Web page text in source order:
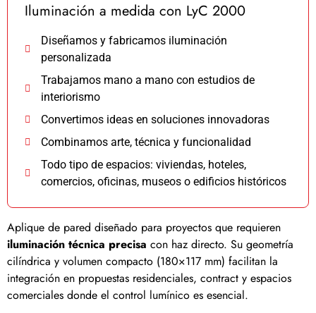
Iluminación a medida con LyC 2000
Diseñamos y fabricamos iluminación
personalizada
Trabajamos mano a mano con estudios de
interiorismo
Convertimos ideas en soluciones innovadoras
Combinamos arte, técnica y funcionalidad
Todo tipo de espacios: viviendas, hoteles,
comercios, oficinas, museos o edificios históricos
Aplique de pared diseñado para proyectos que requieren
iluminación técnica precisa con haz directo. Su geometría
cilíndrica y volumen compacto (180×117 mm) facilitan la
integración en propuestas residenciales, contract y espacios
comerciales donde el control lumínico es esencial.